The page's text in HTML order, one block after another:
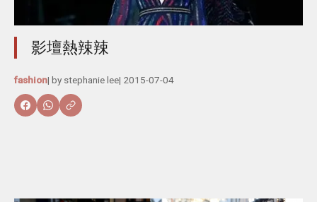
影壇熱辣辣
fashion| by stephanie lee| 2015-07-04